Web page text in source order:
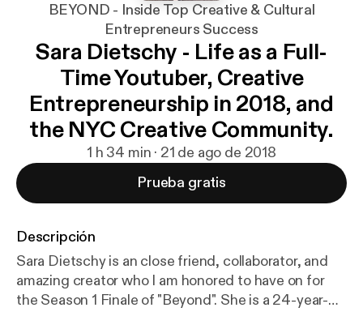
BEYOND - Inside Top Creative & Cultural
Entrepreneurs Success
Sara Dietschy - Life as a Full-
Time Youtuber, Creative
Entrepreneurship in 2018, and
the NYC Creative Community.
1 h 34 min · 21 de ago de 2018
Prueba gratis
Descripción
Sara Dietschy is an close friend, collaborator, and
amazing creator who I am honored to have on for
the Season 1 Finale of "Beyond". She is a 24-year-